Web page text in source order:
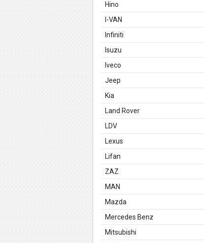
Hino
I-VAN
Infiniti
Isuzu
Iveco
Jeep
Kia
Land Rover
LDV
Lexus
Lifan
ZAZ
MAN
Mazda
Mercedes Benz
Mitsubishi